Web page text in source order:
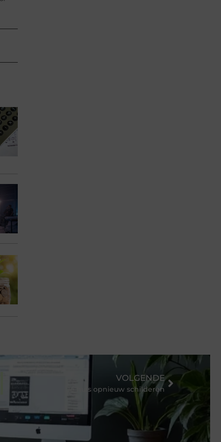
VOLGENDE
Je huis opnieuw schilderen